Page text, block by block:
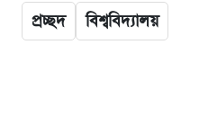
প্রচ্ছদ বিশ্ববিদ্যালয়